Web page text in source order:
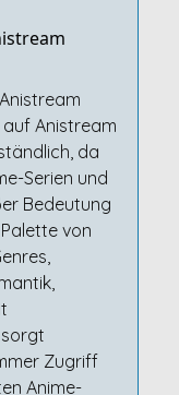
auf Anistream
da
Serien und
Bedeutung
von
Zugriff
Anime-